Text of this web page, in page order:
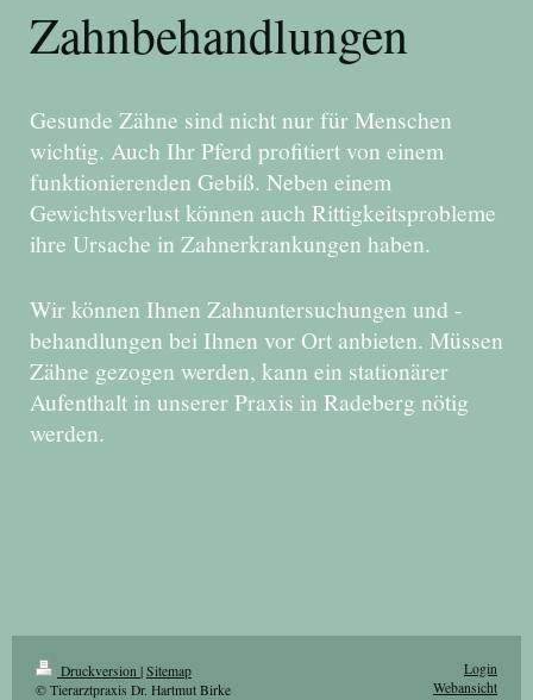
Zahnbehandlungen
Gesunde Zähne sind nicht nur für Menschen
wichtig. Auch Ihr Pferd profitiert von einem
funktionierenden Gebiß. Neben einem
Gewichtsverlust können auch Rittigkeitsprobleme
ihre Ursache in Zahnerkrankungen haben.
Wir können Ihnen Zahnuntersuchungen und -
behandlungen bei Ihnen vor Ort anbieten. Müssen
Zähne gezogen werden, kann ein stationärer
Aufenthalt in unserer Praxis in Radeberg nötig
werden.
Druckversion | Sitemap
© Tierarztpraxis Dr. Hartmut Birke
Login
Webansicht